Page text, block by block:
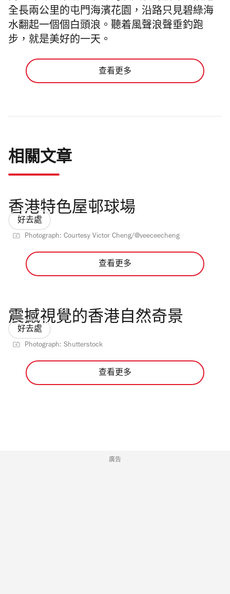
全長兩公里的屯門海濱花園，沿路只見碧綠海
水翻起一個個白頭浪。聽着風聲浪聲垂釣跑
步，就是美好的一天。
查看更多
相關文章
香港特色屋邨球場
好去處
Photograph: Courtesy Victor Cheng/@veeceecheng
查看更多
震撼視覺的香港自然奇景
好去處
Photograph: Shutterstock
查看更多
廣告